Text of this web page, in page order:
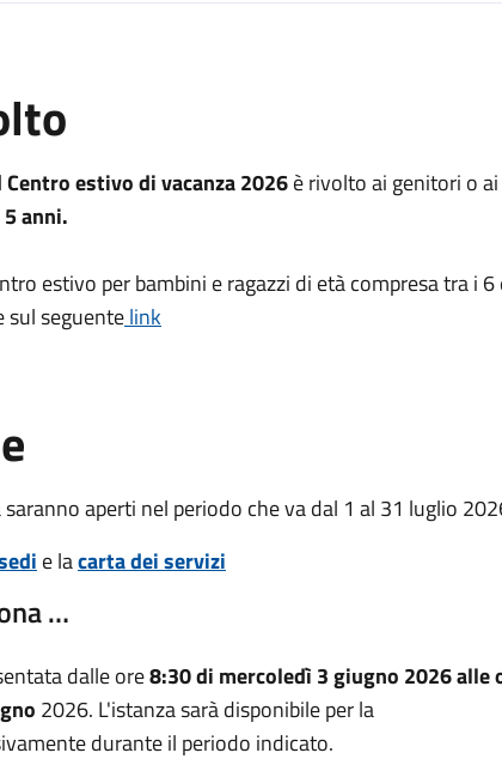
Centro estivo di vacanza 2026è rivolto ai genitori o
anni.
estivo per bambini e ragazzi di età compresa tra i 6
sul seguentelink
aperti nel periodo che va dal 1 al 31 luglio
e lacarta dei servizi
…
dalle ore8:30 di mercoledì 3 giugno 2026 alle
2026. L'istanza sarà disponibile per la
durante il periodo indicato.